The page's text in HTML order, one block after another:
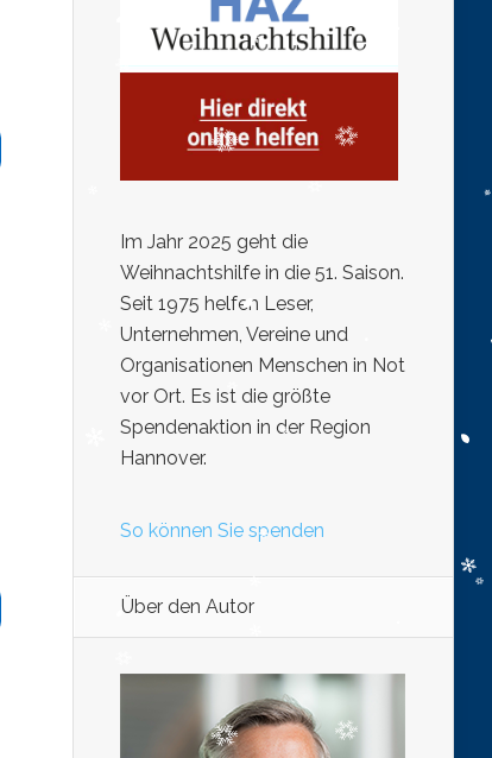
Im Jahr 2025 geht die
Weihnachtshilfe in die 51. Saison.
Seit 1975 helfen Leser,
Unternehmen, Vereine und
Organisationen Menschen in Not
vor Ort. Es ist die größte
Spendenaktion in der Region
Hannover.
So können Sie spenden
Über den Autor